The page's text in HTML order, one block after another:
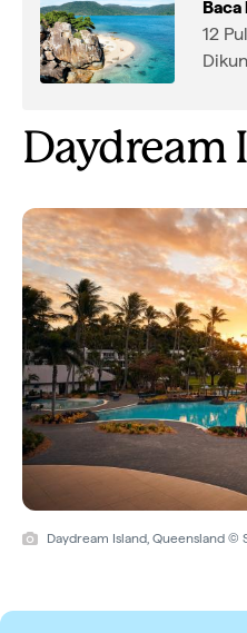
12
Daydream
Daydream Island, Queensland ©